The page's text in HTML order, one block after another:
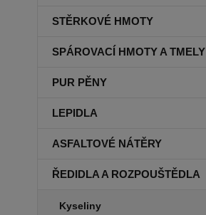
STĚRKOVÉ HMOTY
SPÁROVACÍ HMOTY A TMELY
PUR PĚNY
LEPIDLA
ASFALTOVÉ NÁTĚRY
ŘEDIDLA A ROZPOUŠTĚDLA
Kyseliny